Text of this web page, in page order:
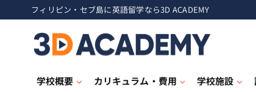
フィリピン・セブ島に英語留学なら3D ACADEMY
学校概要 カリキュラム・費用 学校施設